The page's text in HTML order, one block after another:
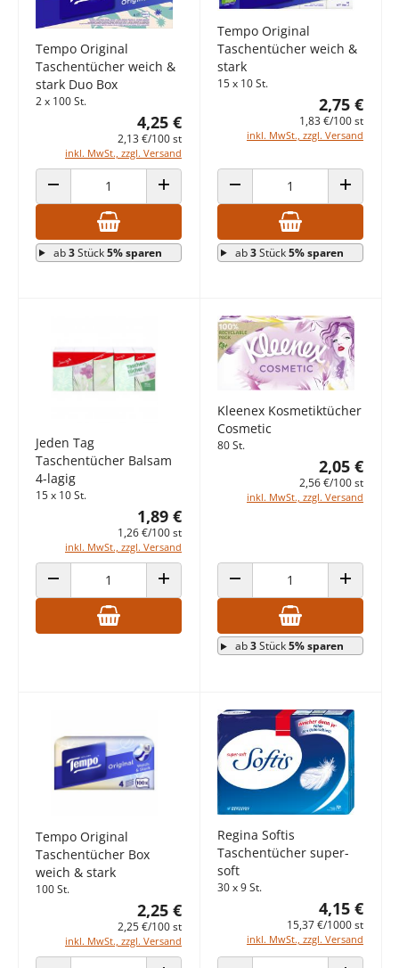
Tempo Original
Taschentücher weich &
stark Duo Box
2 x 100 St.
4,25 €
2,13 €/100 st
inkl. MwSt., zzgl. Versand
ANZAHL VERRINGERN ANZAHL ERHÖHEN
ab3Stück5% sparen
Tempo Original
Taschentücher weich &
stark
15 x 10 St.
2,75 €
1,83 €/100 st
inkl. MwSt., zzgl. Versand
ANZAHL VERRINGERN ANZAHL
ab3Stück5% sparen
Jeden Tag
Taschentücher Balsam
4-lagig
15 x 10 St.
1,89 €
1,26 €/100 st
inkl. MwSt., zzgl. Versand
ANZAHL VERRINGERN ANZAHL ERHÖHEN
Kleenex Kosmetiktücher
Cosmetic
80 St.
2,05 €
2,56 €/100 st
inkl. MwSt., zzgl. Versand
ANZAHL VERRINGERN ANZAHL
ab3Stück5% sparen
Tempo Original
Taschentücher Box
weich & stark
100 St.
2,25 €
2,25 €/100 st
inkl. MwSt., zzgl. Versand
Regina Softis
Taschentücher super-
soft
30 x 9 St.
4,15 €
15,37 €/1000 st
inkl. MwSt., zzgl. Versand